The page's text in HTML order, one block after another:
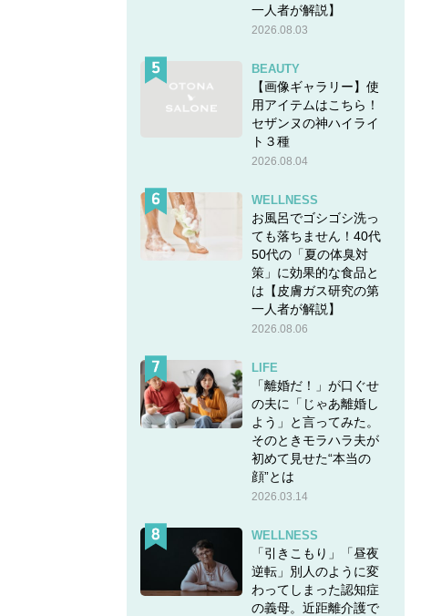
一人者が解説】
2026.08.03
BEAUTY
【画像ギャラリー】使
用アイテムはこちら！
セザンヌの神ハイライ
ト３種
2026.08.04
WELLNESS
お風呂でゴシゴシ洗っ
ても落ちません！40代
50代の「夏の体臭対
策」に効果的な食品と
は【皮膚ガス研究の第
一人者が解説】
2026.08.06
LIFE
「離婚だ！」が口ぐせ
の夫に「じゃあ離婚し
よう」と言ってみた。
そのときモラハラ夫が
初めて見せた“本当の
顔”とは
2026.03.14
WELLNESS
「引きこもり」「昼夜
逆転」別人のように変
わってしまった認知症
の義母。近距離介護で